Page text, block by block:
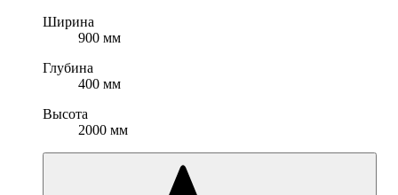
Ширина
900 мм
Глубина
400 мм
Высота
2000 мм